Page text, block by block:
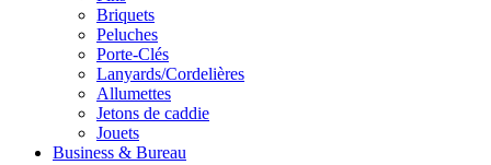
Briquets
Peluches
Porte-Clés
Lanyards/Cordelières
Allumettes
Jetons de caddie
Jouets
Business & Bureau